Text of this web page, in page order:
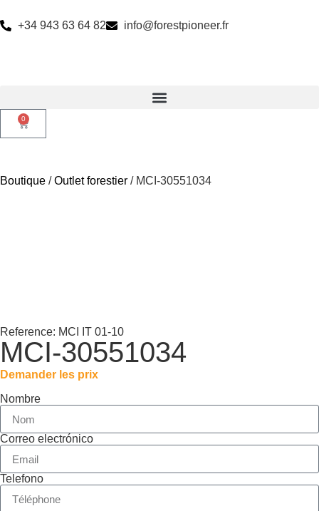
+34 943 63 64 82 info@forestpioneer.fr
0
Boutique /Outlet forestier / MCI-30551034
Reference: MCI IT 01-10
MCI-30551034
Demander les prix
Nombre
Correo electrónico
Telefono